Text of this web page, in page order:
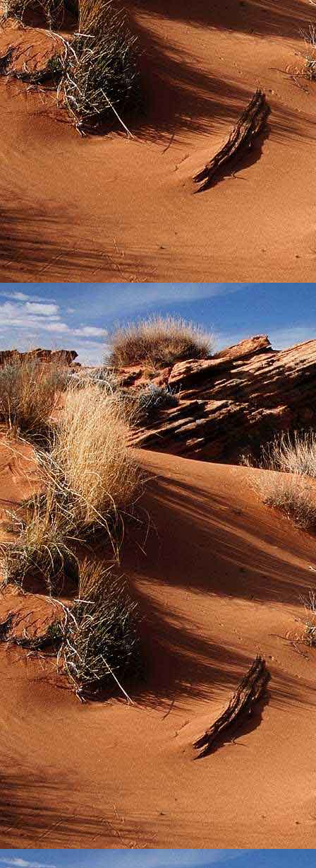
Vezethettem lelkem mélységeibe:
Kozmikus távlataimmal töltsd be
Szellemed mélységeit, hogy
Megtalálhass engem -
18. hét
Kitágíthatom-e annyira a lelkem,
Hogy a kozmikus Igével
Melynek csíráját már magába
Úgy sejtem, hogy új erőre kapva
Lelkemet méltóvá kell tennem arra,
Hogy önmagát a szellem ruhájává
19. hét
Hogy emlékezetemmel titkon
Amit most újonnan magamba
S további törekvésem célja az
Hogy új erőre kapva ébresszen
Saját belső erőket lelkemben,
S létrejőve adjon át önmagamnak
20. hét
Csak most érzem, hogy saját létem
A kozmikus létezéstől eltávolodva
Magára maradna, önmagát
S ha csak olyan alapokra építene, ami
Akkor voltaképpen meg kellene ölnie
21. hét
Érzem, hogy egy külső termékenyítő
Megerősödve ad át önmagamnak
S érzem, hogy a csíra érlelődik,
És a sejtelem fénnyel telítve
Saját Énem erőihez bennem.
22. hét
A kozmikus messzeségekből fakadó
Nagy erővel bennünk él tovább:
A lélek belső fényévé válik,
És szellemi mélységekbe világít,
Hogy hozzon olyan gyümölcsöket,
Melyek a kozmikus Énből idővel
Emberi Énné érlelődnek.
23. hét
Ím, ősziesre fordul
Az érzékek ingerlő törekvése.
A fény megnyilatkozásába
Belevegyül a komor ködök fátyla.
S én a távoli térségben
Az ősz téli álmát nézem.
A nyár teljesen
Átadta önmagát nekem.
24. hét
Önmagát állandóan újrateremtve
A lélek felismeri önmagát,
S a világszellem működik tovább
Az önismeretben újra
S így az Én-érzék akarati
A lélek sötétjéből lesz megteremtve.
25. hét
Csak most tagozódhat belém
S ragyogva árasztja belső fényem